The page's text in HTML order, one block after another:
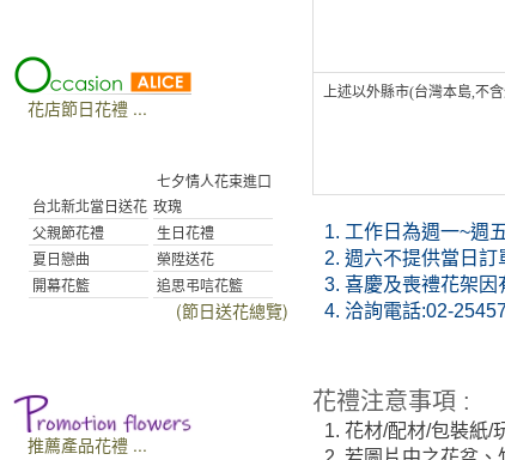
花店節日花禮 ...
台北新北當日送花
七夕情人花束進口
玫瑰
父親節花禮
生日花禮
夏日戀曲
榮陞送花
開幕花籃
追思弔唁花籃
(節日送花總覽)
推薦產品花禮 ...
上述以外縣市(台灣本島,不
1. 工作日為週一~週
2.週六不提供當日訂
3.喜慶及喪禮花架因
4. 洽詢電話:02-
花禮注意事項 :
1.花材/配材/包裝紙/